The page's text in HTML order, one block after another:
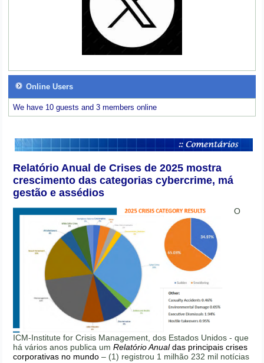
Online Users
We have 10 guests and 3 members online
Relatório Anual de Crises de 2025 mostra
crescimento das categorias cybercrime, má
gestão e assédios
O
ICM-Institute for Crisis Management, dos Estados Unidos - que
há vários anos publica umRelatório Anualdas principais crises
corporativas no mundo – (1) registrou 1 milhão 232 mil notícias